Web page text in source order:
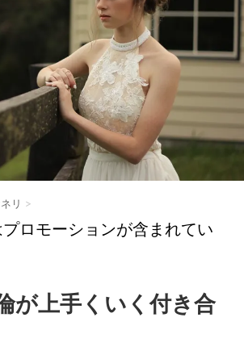
リ >
ロモーションが含まれてい
が上手くいく付き合